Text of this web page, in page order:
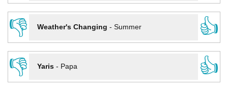
👎
Weather's Changing - Summer
👍
👎
Yaris- Papa 👍